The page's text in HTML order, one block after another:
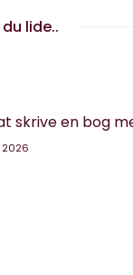
lide..
skrive en bog